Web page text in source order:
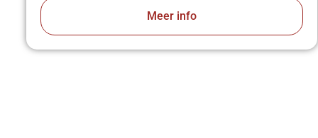
Meer info